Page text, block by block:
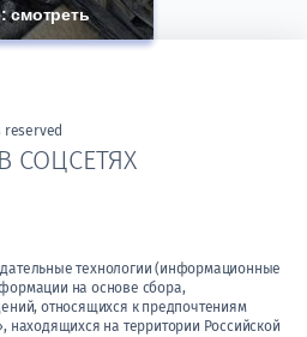
смотреть
СОЦСЕТЯХ
технологии (информационные
на основе сбора,
относящихся к предпочтениям
находящихся на территории Российской
reserved